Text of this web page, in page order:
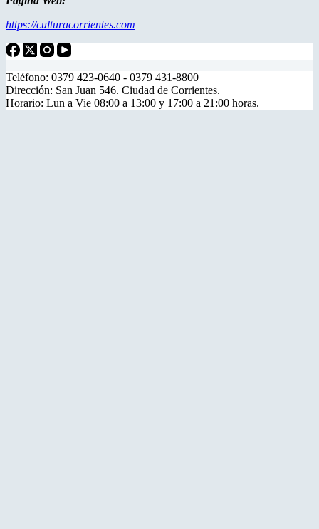
https://culturacorrientes.com
Teléfono: 0379 423-0640 - 0379 431-8800
Dirección: San Juan 546. Ciudad de Corrientes.
Horario: Lun a Vie 08:00 a 13:00 y 17:00 a 21:00 horas.